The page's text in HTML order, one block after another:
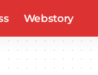
Webstory